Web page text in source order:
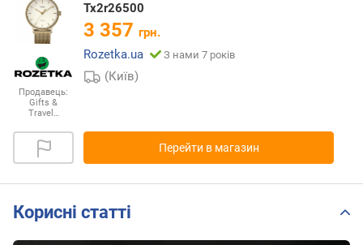
Продавець:
Gifts &
Travel…
Tx2r26500
3 357 грн.
Rozetka.ua
З нами 7 років
(Київ)
Перейти в магазин
Корисні статті